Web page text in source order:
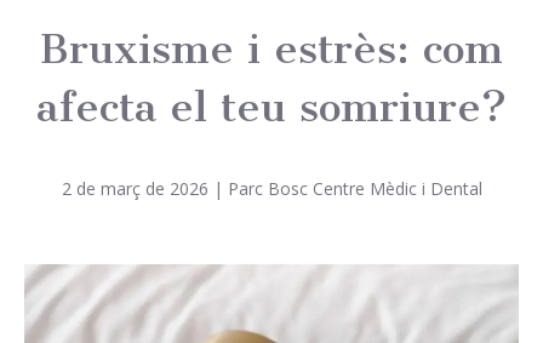
Bruxisme i estrès: com
afecta el teu somriure?
2 de març de 2026 | Parc Bosc Centre Mèdic i Dental